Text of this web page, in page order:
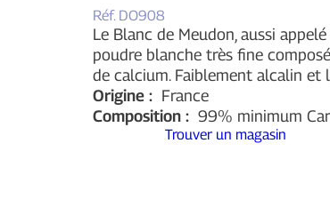
Réf. DO908
Le Blanc de Meudon, aussi
poudre blanche très fine
de calcium. Faiblement alcalin et
Origine : France
Composition : 99% minimum
Trouver un magasin